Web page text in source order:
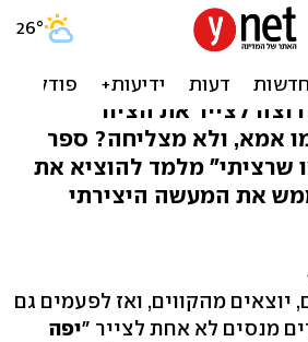
שרציתי": לצאת
לצייר את הציור
אמא, ולא מצליחה? ספר
שרציתי" מלמד להוציא את
את המעשה היצירתי
יוצאים מהקווים, ואז לפעמים גם
מנסים לא אחת לצייר "יפה